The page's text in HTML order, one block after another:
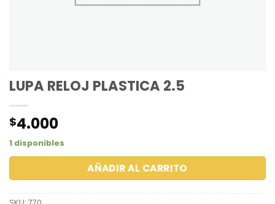
LUPA RELOJ PLASTICA 2.5
$4.000
1 disponibles
AÑADIR AL CARRITO